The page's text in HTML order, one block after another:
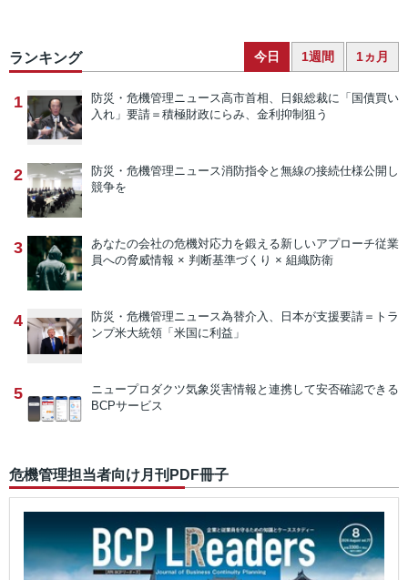
ランキング 今日 1週間 1ヵ月
1 防災・危機管理ニュース高市首相、日銀総裁に「国債買い
入れ」要請＝積極財政にらみ、金利抑制狙う
2 防災・危機管理ニュース消防指令と無線の接続仕様公開し
競争を
3 あなたの会社の危機対応力を鍛える新しいアプローチ従業
員への脅威情報 × 判断基準づくり × 組織防衛
4 防災・危機管理ニュース為替介入、日本が支援要請＝トラ
ンプ米大統領「米国に利益」
5 ニュープロダクツ気象災害情報と連携して安否確認できる
BCPサービス
危機管理担当者向け月刊PDF冊子